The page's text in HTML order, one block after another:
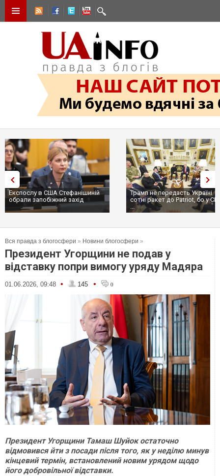
Експослу в США Стефанішиній
обрали запобіжний захід
Трамп не передасть Україні
сотні ракет до Patriot, бо у
...
Вся правда з блогосфери » Новини блогосфери »
Президент Угорщини не подав у
відставку попри вимогу уряду Мадяра
01.06.2026, 09:48 • 145 • 0
Президент Угорщини Тамаш Шуйок остаточно
відмовився йти з посади після того, як у неділю минув
кінцевий термін, встановлений новим урядом щодо
його добровільної відставки.